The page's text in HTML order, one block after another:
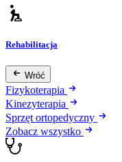
Rehabilitacja
Wróć
Fizykoterapia
Kinezyterapia
Sprzęt ortopedyczny
Zobacz wszystko